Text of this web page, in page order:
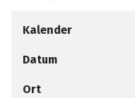
Kalender
Datum
Ort